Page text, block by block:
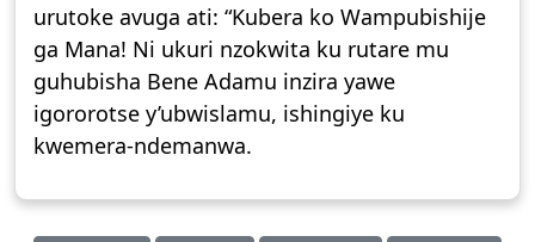
urutoke avuga ati: “Kubera ko Wampubishije
ga Mana! Ni ukuri nzokwita ku rutare mu
guhubisha Bene Adamu inzira yawe
igororotse y’ubwislamu, ishingiye ku
kwemera-ndemanwa.